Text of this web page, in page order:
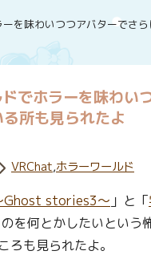
を味わいつつアバターでさら
でホラーを味わい
所も見られたよ
タグ:
VRChat,ホラーワールド
Ghost stories3～ 」と「
を何とかしたいという
も見られたよ。